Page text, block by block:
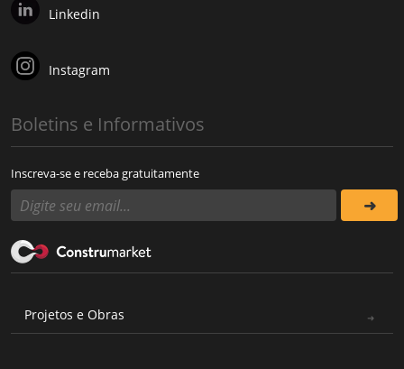
Linkedin
Instagram
Boletins e Informativos
Inscreva-se e receba gratuitamente
Projetos e Obras